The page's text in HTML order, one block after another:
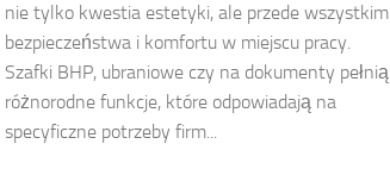
nie tylko kwestia estetyki, ale przede wszystkim
bezpieczeństwa i komfortu w miejscu pracy.
Szafki BHP, ubraniowe czy na dokumenty pełnią
różnorodne funkcje, które odpowiadają na
specyficzne potrzeby firm...